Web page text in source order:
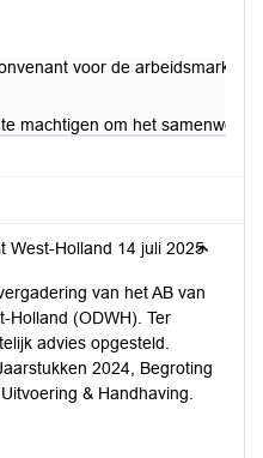
voor de
machtigen om het
West-Holland 14 juli 2025
van het AB van
Holland (ODWH). Ter
advies opgesteld.
2024, Begroting
& Handhaving.